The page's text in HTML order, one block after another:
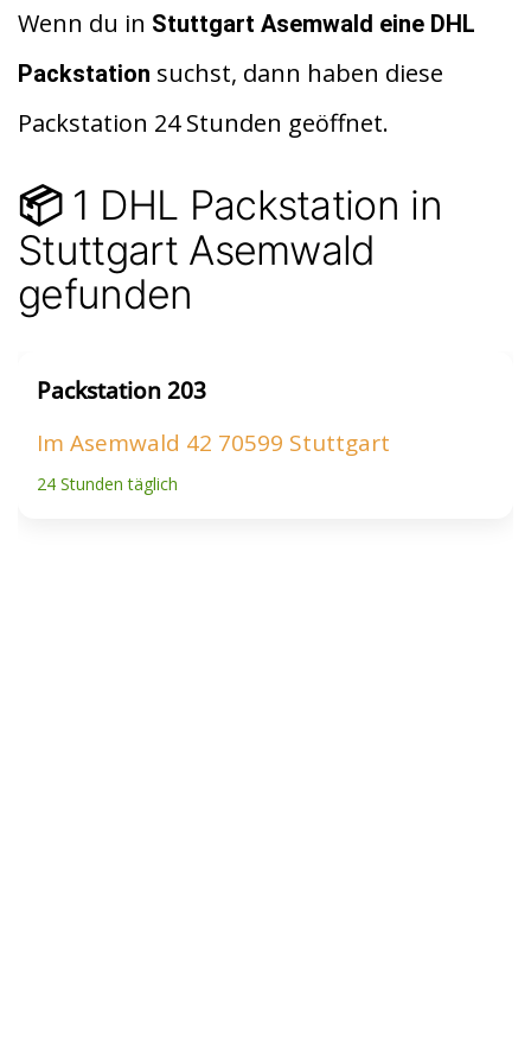
d
di
t
at
s
A
p
p
le
n
Wenn du in Stuttgart Asemwald eine DHL
Packstation suchst, dann haben diese
Packstation 24 Stunden geöffnet.
📦1 DHL Packstation in
Stuttgart Asemwald
gefunden
Packstation 203
Im Asemwald 42 70599 Stuttgart
24 Stunden täglich